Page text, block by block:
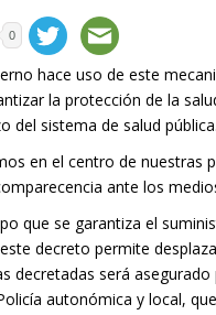
0
hace uso de este
la protección de la
del sistema de salud pública.
en el centro de nuestras
ante los
que se garantiza el
decreto permite
decretadas será
autonómica y local,